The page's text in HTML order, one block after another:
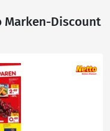
Discount